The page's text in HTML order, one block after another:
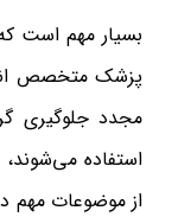
بسیار مهم است
پزشک متخصص
مجدد جلوگیری
استفاده
از موضوعات مهم